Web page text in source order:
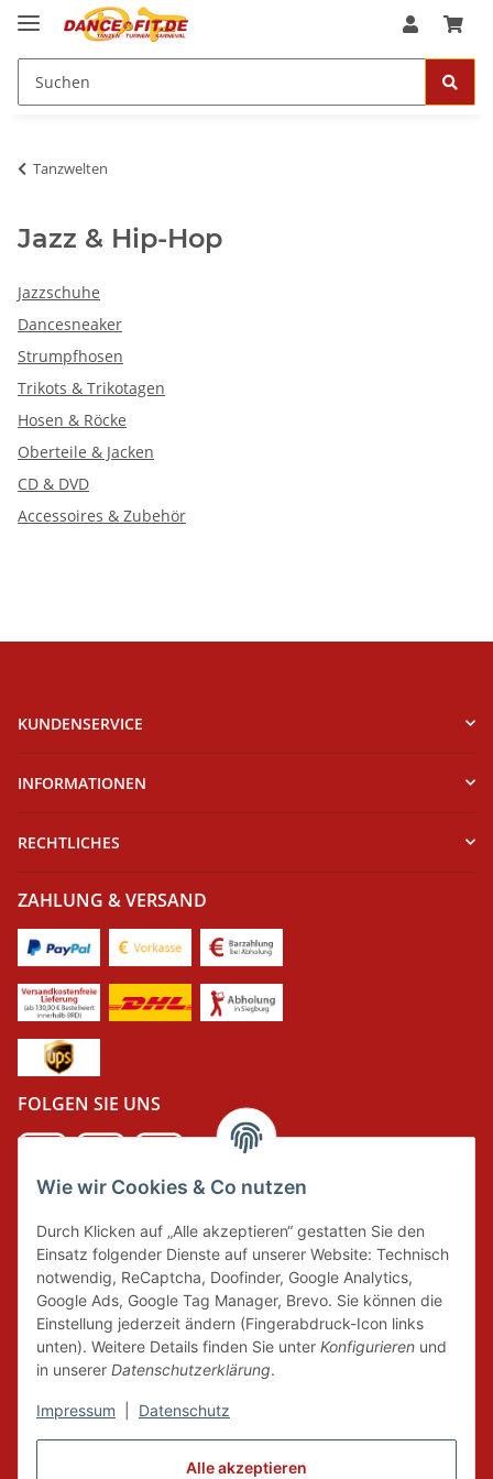
Alle akzeptieren
Wie wir Cookies & Co nutzen
Durch Klicken auf „Alle akzeptieren“ gestatten Sie den
Einsatz folgender Dienste auf unserer Website: Technisch
notwendig, ReCaptcha, Doofinder, Google Analytics,
Google Ads, Google Tag Manager, Brevo. Sie können die
Einstellung jederzeit ändern (Fingerabdruck-Icon links
unten). Weitere Details finden Sie unter Konfigurieren und
in unserer Datenschutzerklärung.
Impressum Datenschutz
Tanzwelten
Jazz & Hip-Hop
Jazzschuhe
Dancesneaker
Strumpfhosen
Trikots & Trikotagen
Hosen & Röcke
Oberteile & Jacken
CD & DVD
Accessoires & Zubehör
KUNDENSERVICE
INFORMATIONEN
RECHTLICHES
ZAHLUNG & VERSAND
FOLGEN SIE UNS
Wir tragen Verantwortung und erfüllen unsere
Pflichten zur Systembeteiligung nach dem
Verpackungsgesetz.
FAIRCOMMERCE
Wir sind seit 04.12.2015 Mitglied der Initiative